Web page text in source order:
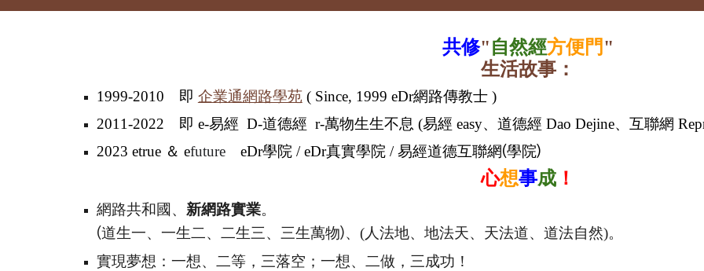
共修"自然經方便門 "
生活故事：
1999-2010 即 企業通網路學苑( Since, 1999 eDr網路傳教士 )
2011-2022 即 e-易經 D-道德經 r-萬物生生不息 (易經 easy、道德經 Dao Dejine、互聯網
2023 etrue ＆ efuture eDr學院 /eDr真實學院 /易經道德互聯網(學院)
心想事成 ！
網路共和國、 新網路實業。
(道生一、一生二、二生三、三生萬物)、(人法地、地法天、天法道、道法自然)。
實現夢想： 一想、二等，三落空；一想、二做，三成功！